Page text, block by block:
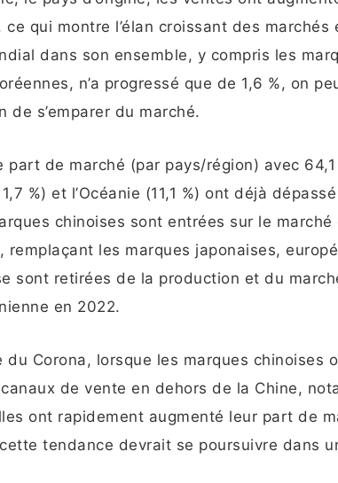
qui montre l’élan croissant des marchés
dans son ensemble, y compris les
n’a progressé que de 1,6 %, on
de s’emparer du marché.
de marché (par pays/région) avec
%) et l’Océanie (11,1 %) ont déjà
chinoises sont entrées sur le
les marques japonaises,
sont retirées de la production et du
en 2022.
Corona, lorsque les marques chinoises
de vente en dehors de la Chine,
ont rapidement augmenté leur part de
tendance devrait se poursuivre dans